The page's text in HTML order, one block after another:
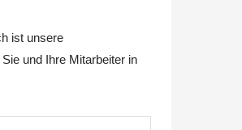
ist unsere
und Ihre Mitarbeiter in